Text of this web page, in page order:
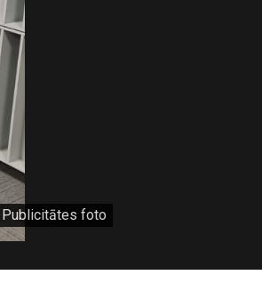
Publicitātes foto